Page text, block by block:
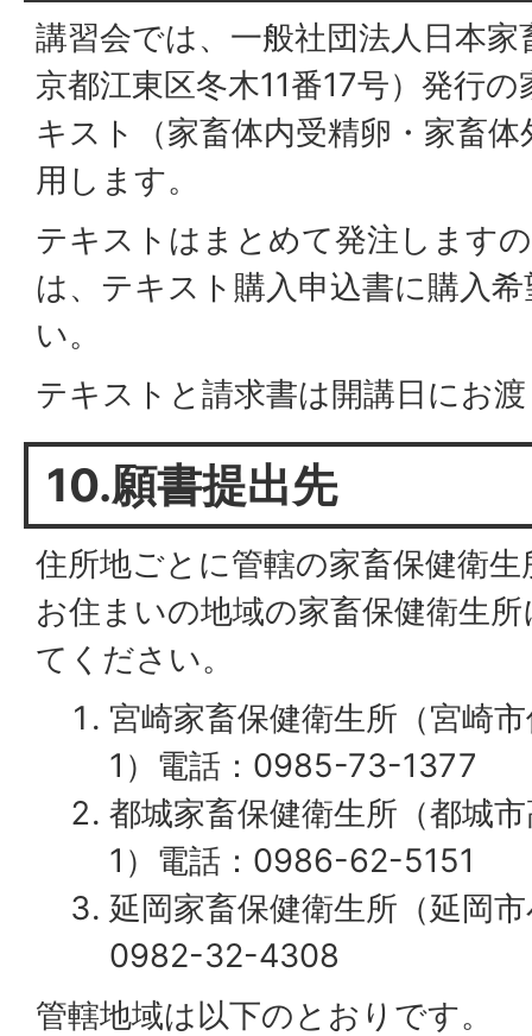
講習会では、一般社団法人日本
京都江東区冬木11番17号）発行
キスト（家畜体内受精卵・家畜
用します。
テキストはまとめて発注します
は、テキスト購入申込書に購入
い。
テキストと請求書は開講日にお
10.願書提出先
住所地ごとに管轄の家畜保健衛
お住まいの地域の家畜保健衛生
てください。
宮崎家畜保健衛生所（宮崎
1）電話：0985-73-1377
都城家畜保健衛生所（都城
1）電話：0986-62-5151
延岡家畜保健衛生所（延岡
0982-32-4308
管轄地域は以下のとおりです。